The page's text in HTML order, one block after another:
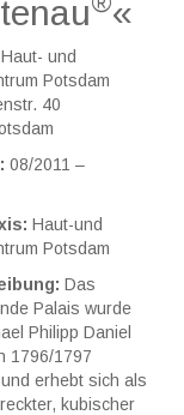
«
Haut- und
Potsdam
40
08/2011 –
Haut-und
Potsdam
Das
Palais wurde
Philipp Daniel
1796/1797
erhebt sich als
kubischer